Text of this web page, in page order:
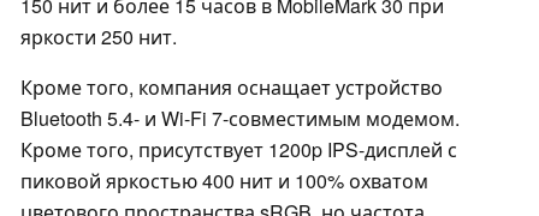
яркости 250 нит.
Кроме того, компания оснащает устройство
Bluetooth 5.4- и Wi-Fi 7-совместимым модемом.
Кроме того, присутствует 1200p IPS-дисплей с
пиковой яркостью 400 нит и 100% охватом